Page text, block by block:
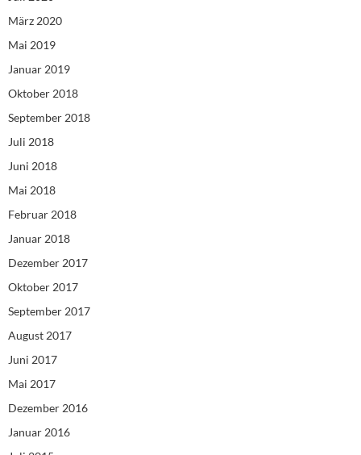
März 2020
Mai 2019
Januar 2019
Oktober 2018
September 2018
Juli 2018
Juni 2018
Mai 2018
Februar 2018
Januar 2018
Dezember 2017
Oktober 2017
September 2017
August 2017
Juni 2017
Mai 2017
Dezember 2016
Januar 2016